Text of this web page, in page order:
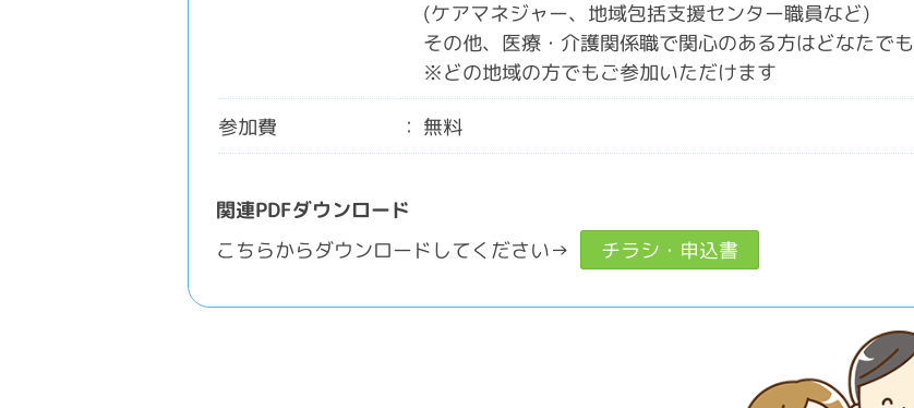
(ケアマネジャー、地域包括支援センター職員など)
その他、医療・介護関係職で関心のある方はどなたでも
※どの地域の方でもご参加いただけます
参加費
無料
関連PDFダウンロード
こちらからダウンロードしてください→
チラシ・申込書